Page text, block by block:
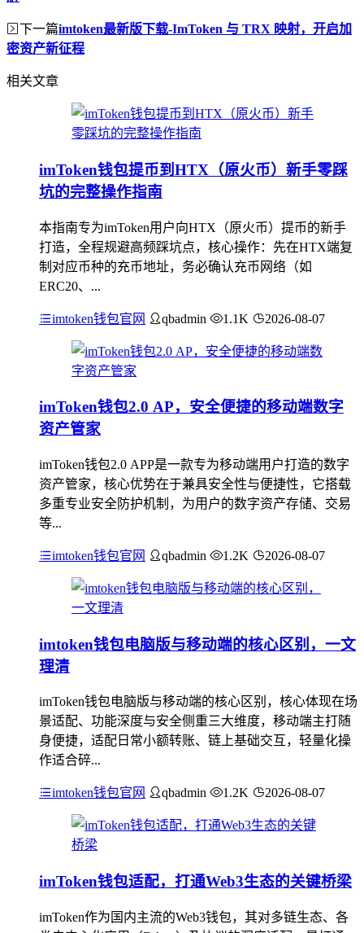
下一篇imtoken最新版下载-ImToken 与 TRX 映射，开启加
密资产新征程
相关文章
imToken钱包提币到HTX（原火币）新手零踩
坑的完整操作指南
本指南专为imToken用户向HTX（原火币）提币的新手
打造，全程规避高频踩坑点，核心操作：先在HTX端复
制对应币种的充币地址，务必确认充币网络（如
ERC20、...
imtoken钱包官网 qbadmin 1.1K 2026-08-07
imToken钱包2.0 AP，安全便捷的移动端数字
资产管家
imToken钱包2.0 APP是一款专为移动端用户打造的数字
资产管家，核心优势在于兼具安全性与便捷性，它搭载
多重专业安全防护机制，为用户的数字资产存储、交易
等...
imtoken钱包官网 qbadmin 1.2K 2026-08-07
imtoken钱包电脑版与移动端的核心区别，一文
理清
imToken钱包电脑版与移动端的核心区别，核心体现在场
景适配、功能深度与安全侧重三大维度，移动端主打随
身便捷，适配日常小额转账、链上基础交互，轻量化操
作适合碎...
imtoken钱包官网 qbadmin 1.2K 2026-08-07
imToken钱包适配，打通Web3生态的关键桥梁
imToken作为国内主流的Web3钱包，其对多链生态、各